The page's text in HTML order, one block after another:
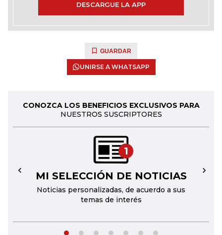
DESCARGUE LA APP
GUARDAR
UNIRSE A WHATSAPP
CONOZCA LOS BENEFICIOS EXCLUSIVOS PARA
NUESTROS SUSCRIPTORES
1
MI SELECCIÓN DE NOTICIAS
Noticias personalizadas, de acuerdo a sus
temas de interés
← →